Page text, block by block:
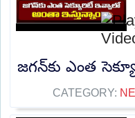
జగన్‌కు ఎంత
CATEGORY: